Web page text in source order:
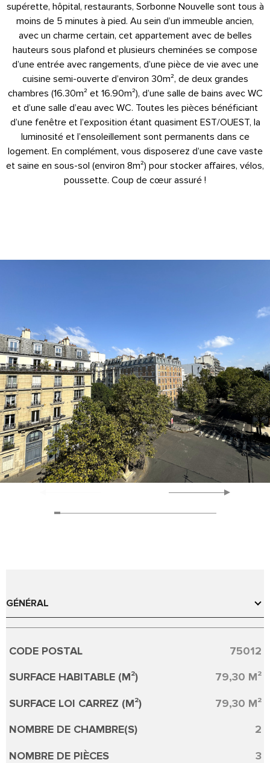
supérette, hôpital, restaurants, Sorbonne Nouvelle sont tous à
moins de 5 minutes à pied. Au sein d’un immeuble ancien,
avec un charme certain, cet appartement avec de belles
hauteurs sous plafond et plusieurs cheminées se compose
d’une entrée avec rangements, d’une pièce de vie avec une
cuisine semi-ouverte d’environ 30m², de deux grandes
chambres (16.30m² et 16.90m²), d’une salle de bains avec WC
et d’une salle d’eau avec WC. Toutes les pièces bénéficiant
d’une fenêtre et l’exposition étant quasiment EST/OUEST, la
luminosité et l’ensoleillement sont permanents dans ce
logement. En complément, vous disposerez d’une cave vaste
et saine en sous-sol (environ 8m²) pour stocker affaires, vélos,
poussette. Coup de cœur assuré !
GÉNÉRAL
Caractérisque Valeurs
CODE POSTAL
75012
SURFACE HABITABLE (M²)
79,30 M²
SURFACE LOI CARREZ (M²)
79,30 M²
NOMBRE DE CHAMBRE(S)
2
NOMBRE DE PIÈCES
3